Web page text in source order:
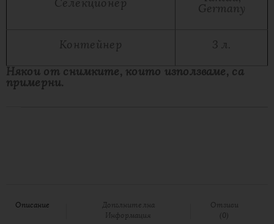
Селекционер
Germany
Контейнер
3 л.
Някои от снимките, които използваме, са
примерни.
Описание
Допълнителна
Информация
Отзиви
(0)